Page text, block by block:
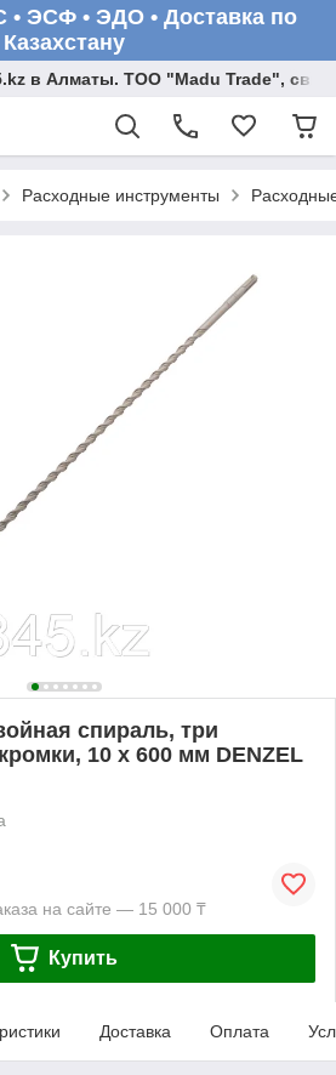
• ЭСФ • ЭДО • Доставка по
Казахстану
в Алматы. ТОО "Madu Trade",
Расходные инструменты
спираль, три
10 x 600 мм DENZEL
на сайте — 15 000 ₸
Купить
Доставка Оплата